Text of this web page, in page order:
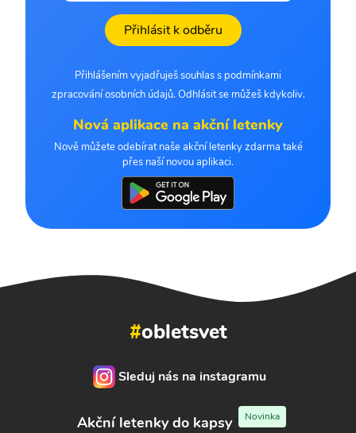
Přihlásit k odběru
Přihlášením vyjadřuješ souhlas s podmínkami
zpracování osobních údajů. Odhlásit se můžeš kdykoliv.
Nová aplikace na akční letenky
Nově můžete odebírat naše akční letenky zdarma také
přes naší novou aplikaci.
#obletsvet
Sleduj nás na instagramu
Akční letenky do kapsy Novinka